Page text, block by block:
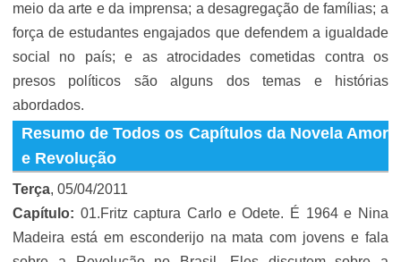
meio da arte e da imprensa; a desagregação de famílias; a
força de estudantes engajados que defendem a igualdade
social no país; e as atrocidades cometidas contra os
presos políticos são alguns dos temas e histórias
abordados.
Resumo de Todos os Capítulos da Novela Amor
e Revolução
Terça, 05/04/2011
Capítulo: 01.Fritz captura Carlo e Odete. É 1964 e Nina
Madeira está em esconderijo na mata com jovens e fala